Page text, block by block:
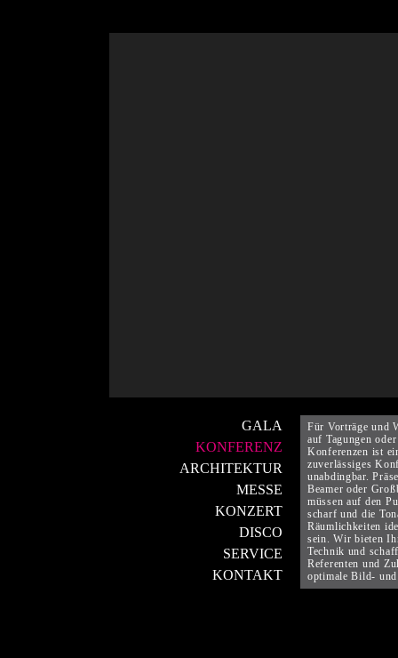
GALA
KONFERENZ
ARCHITEKTUR
MESSE
KONZERT
DISCO
SERVICE
KONTAKT
Für Vorträge und
auf Tagungen
Konferenzen ist
zuverlässiges
unabdingbar.
Beamer oder
müssen auf den
scharf und die
Räumlichkeiten
sein. Wir bieten
Technik und
Referenten und
optimale Bild-